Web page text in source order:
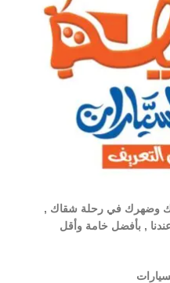
وضهرك في رحلة شقاك ,
, بأفضل خامة وأقل